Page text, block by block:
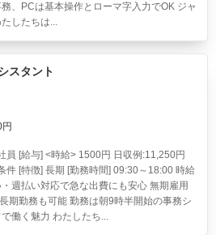
、PCは基本操作とローマ字入力でOK ジャ
したちは...
スタント
員 [給与] <時給> 1500円 日収例:11,250円
件 [特徴] 長期 [勤務時間] 09:30～18:00 時給
週払い対応で急な出費にも安心 無期雇用
期勤務も可能 勤務は朝9時半開始の事務シ
働く魅力 わたしたち...